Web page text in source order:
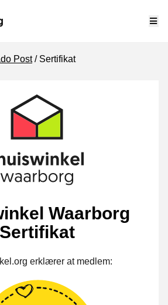
Post Sertifikat
Waarborg
Sertifikat
erklærer at medlem: